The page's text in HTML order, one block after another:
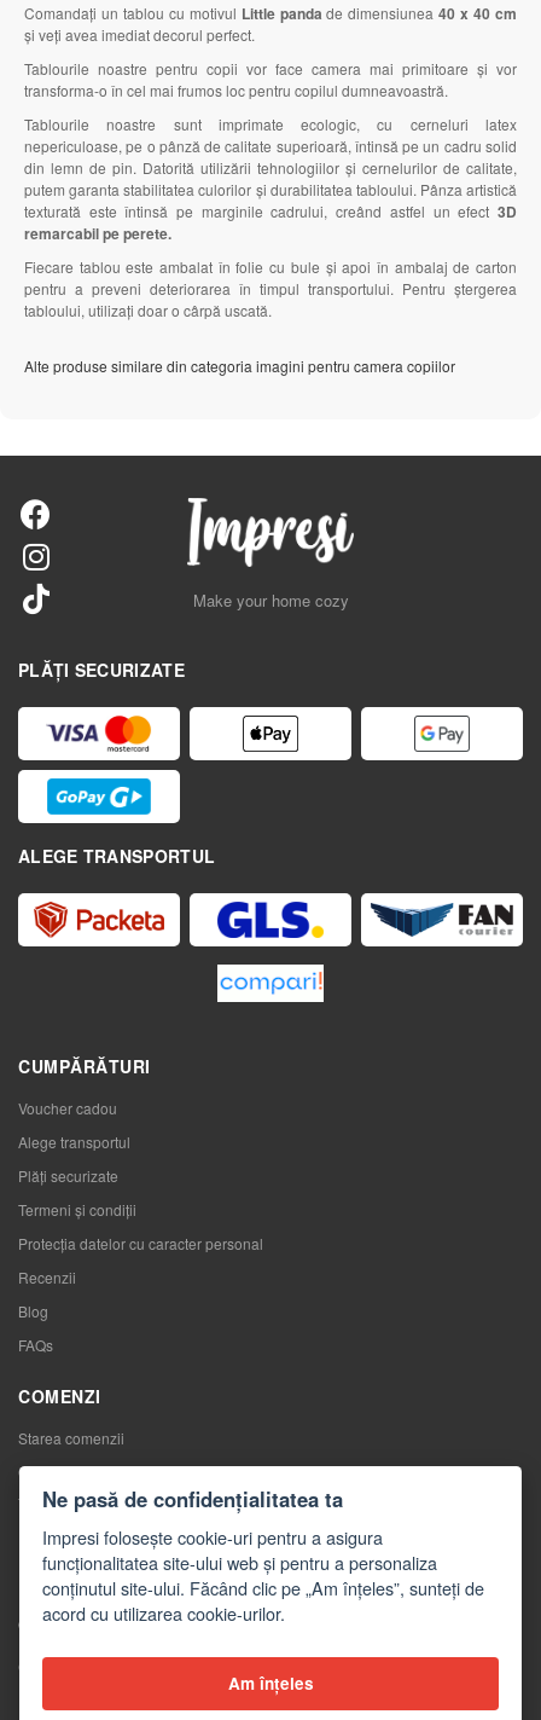
Comandați un tablou cu motivul Little panda de dimensiunea40 x 40 cm
și veți avea imediat decorul perfect.
Tablourile noastre pentru copii vor face camera mai primitoare și vor
transforma-o în cel mai frumos loc pentru copilul dumneavoastră.
Tablourile noastre sunt imprimate ecologic, cu cerneluri latex
nepericuloase, pe o pânză de calitate superioară, întinsă pe un cadru solid
din lemn de pin. Datorită utilizării tehnologiilor și cernelurilor de calitate,
putem garanta stabilitatea culorilor și durabilitatea tabloului. Pânza artistică
texturată este întinsă pe marginile cadrului, creând astfel un efect 3D
remarcabil pe perete.
Fiecare tablou este ambalat în folie cu bule și apoi în ambalaj de carton
pentru a preveni deteriorarea în timpul transportului. Pentru ștergerea
tabloului, utilizați doar o cârpă uscată.
Alte produse similare din categoria imagini pentru camera copiilor
Make your home cozy
PLĂȚI SECURIZATE
ALEGE TRANSPORTUL
CUMPĂRĂTURI
Voucher cadou
Alege transportul
Plăți securizate
Termeni și condiții
Protecția datelor cu caracter personal
Recenzii
Blog
FAQs
COMENZI
Starea comenzii
Comenzile mele
Înlocuirea mărfurilor
Retragerea de la contractul de cumpărare
Reclamaţii
CONTACTE
Contacte
Ne pasă de confidențialitatea ta
Impresi folosește cookie-uri pentru a asigura
funcționalitatea site-ului web și pentru a personaliza
conținutul site-ului. Făcând clic pe „Am înțeles”, sunteți de
acord cu utilizarea cookie-urilor.
Am înțeles